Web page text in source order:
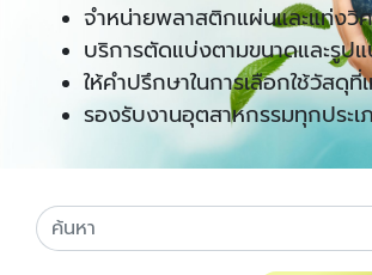
จำหน่ายพลาสติกแผ่นและแท่งวิ
บริการตัดแบ่งตามขนาดและรูป
ให้คำปรึกษาในการเลือกใช้วัสดุที่
รองรับงานอุตสาหกรรมทุกประเ